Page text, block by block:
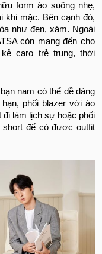
form áo suông nhẹ,
khi mặc. Bên cạnh đó,
như đen, xám. Ngoài
còn mang đến cho
caro trẻ trung, thời
nam có thể dễ dàng
phối blazer với áo
đi làm lịch sự hoặc phối
short để có được outfit